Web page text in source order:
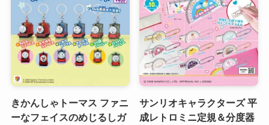
きかんしゃトーマス ファニ
ーなフェイスのめじるしガ
サンリオキャラクターズ 平
成レトロミニ定規＆分度器